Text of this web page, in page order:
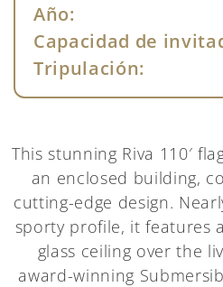
Año:
Capacidad de
Tripulación:
This stunning Riva 110′
an enclosed building,
cutting-edge design.
sporty profile, it features
glass ceiling over the
award-winning